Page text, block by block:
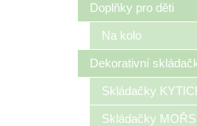
Doplňky pro děti
Na kolo
Dekorativní
Skládačky
Skládačky